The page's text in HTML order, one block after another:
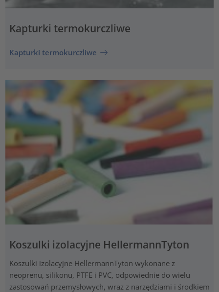
Kapturki termokurczliwe
Kapturki termokurczliwe
Koszulki izolacyjne HellermannTyton
Koszulki izolacyjne HellermannTyton wykonane z
neoprenu, silikonu, PTFE i PVC, odpowiednie do wielu
zastosowań przemysłowych, wraz z narzędziami i środkiem